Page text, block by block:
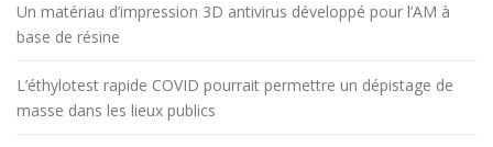
Un matériau d’impression 3D antivirus développé pour l’AM à
base de résine
L’éthylotest rapide COVID pourrait permettre un dépistage de
masse dans les lieux publics